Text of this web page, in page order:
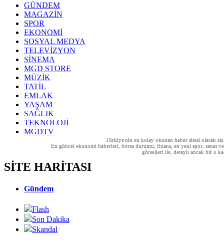
GÜNDEM
MAGAZİN
SPOR
EKONOMİ
SOSYAL MEDYA
TELEVİZYON
SİNEMA
MGD STORE
MÜZİK
TATİL
EMLAK
YAŞAM
SAĞLIK
TEKNOLOJİ
MGDTV
Türkiye'nin en kolay okunan haber sitesi olarak siz
En güncel ekonomi haberleri, borsa durumu, finans, en yeni spor, sanat
görselleri ile, detaylı ancak bir o
SİTE HARİTASI
Gündem
Flash
Son Dakika
Skandal